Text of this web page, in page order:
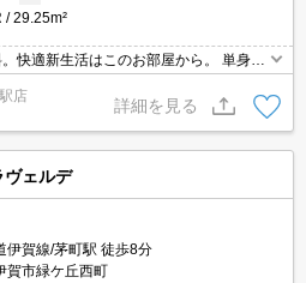
29.25m²
快適新生活はこのお部屋から。 単身様
モニターホン付きでお一人暮らしの防
店
詳細を見る
ェルデ
伊賀線/茅町駅 徒歩8分
賀市緑ケ丘西町